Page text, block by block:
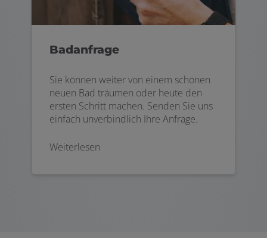
Badanfrage
Sie können weiter von einem schönen
neuen Bad träumen oder heute den
ersten Schritt machen. Senden Sie uns
einfach unverbindlich Ihre Anfrage.
Weiterlesen